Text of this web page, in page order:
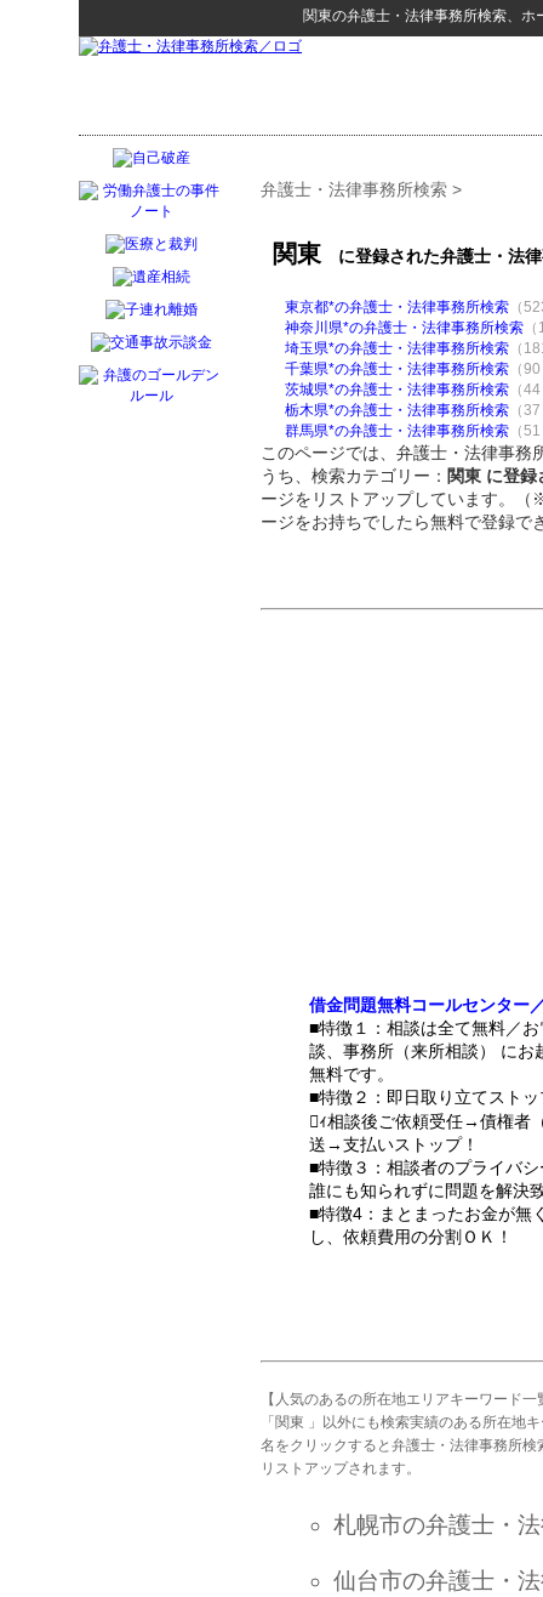
関東の弁護士・法律事務所検索、ホ
弁護士・法律事務所検索 >
関東 に登録された弁護士・法
東京都*の弁護士・法律事務所検索 （
神奈川県*の弁護士・法律事務所検索
埼玉県*の弁護士・法律事務所検索 （
千葉県*の弁護士・法律事務所検索 （
茨城県*の弁護士・法律事務所検索 （
栃木県*の弁護士・法律事務所検索 （
群馬県*の弁護士・法律事務所検索 （
このページでは、弁護士・法律事務
うち、検索カテゴリー： 関東 に登
ージをリストアップしています。
ージをお持ちでしたら無料で登録で
借金問題無料コールセンター
■特徴１：相談は全て無料／
談、事務所（来所相談） にお
無料です。
■特徴２：即日取り立てスト
ｨ相談後ご依頼受任→債権者
送→支払いストップ！
■特徴３：相談者のプライバ
誰にも知られずに問題を解決
■特徴4：まとまったお金が無
し、依頼費用の分割ＯＫ！
【人気のあるの所在地エリアキーワード一
「関東 」以外にも検索実績のある所在地
名をクリックすると弁護士・法律事務所
リストアップされます。
札幌市の弁護士・
仙台市の弁護士・